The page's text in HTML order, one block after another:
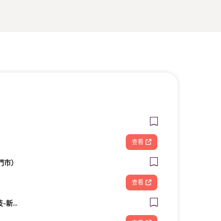
查看
）
查看
FOOTDISC富足康科技-新光三越-桃園站前店